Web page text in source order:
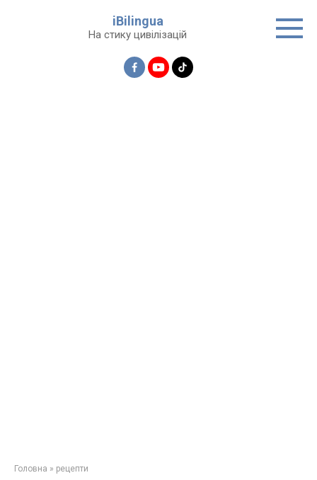
iBilingua
На стику цивілізацій
Головна » рецепти